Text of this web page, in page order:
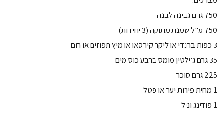
750 גרם גבינה לבנה
750 מ"ל שמנת מתוקה (3 יחידות)
3 כפות ברנדי או ליקר קירסאו או מיץ תפוזים או רום
35 גרם ג'ילטין מומס ברבע כוס מים
225 גרם סוכר
1 מחית פירות יער או פטל
1 פודינג וניל